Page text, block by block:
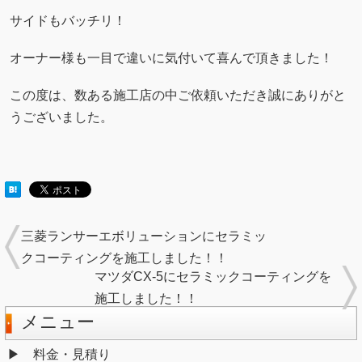
サイドもバッチリ！
オーナー様も一目で違いに気付いて喜んで頂きました！
この度は、数ある施工店の中ご依頼いただき誠にありがと
うございました。
三菱ランサーエボリューションにセラミッ
クコーティングを施工しました！！
マツダCX-5にセラミックコーティングを
施工しました！！
メニュー
料金・見積り